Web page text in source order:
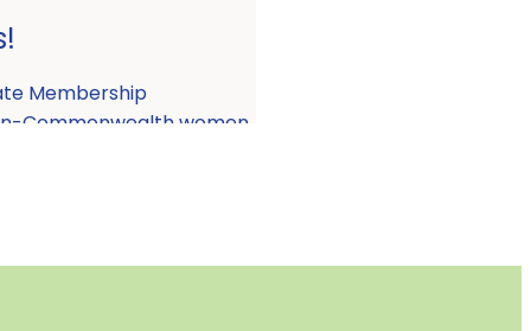
Membership
Commonwealth women.